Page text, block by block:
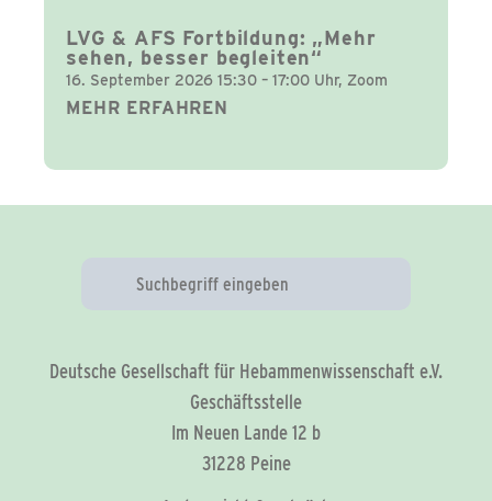
LVG & AFS Fortbildung: „Mehr
sehen, besser begleiten“
16. September 2026 15:30 – 17:00 Uhr, Zoom
MEHR ERFAHREN
Deutsche Gesellschaft für Hebammenwissenschaft e.V.
Geschäftsstelle
Im Neuen Lande 12 b
31228 Peine